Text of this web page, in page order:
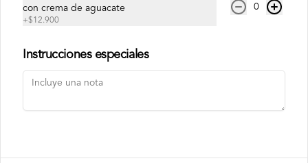
Instagram
Iniciar sesión
con crema de aguacate
+$12.900
0
Instrucciones especiales